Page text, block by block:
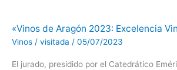
«Vinos de Aragón 2023: Excelencia
Vinos / visitada / 05/07/2023
El jurado, presidido por el Catedrático
«Vinos
de
Aragón
2023:
Vinícola